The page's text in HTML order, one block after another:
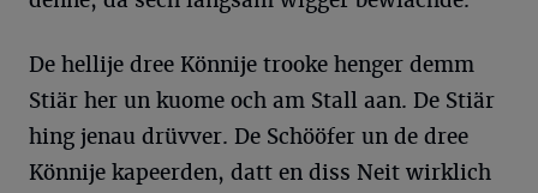
De hellije dree Könnije trooke henger demm
Stiär her un kuome och am Stall aan. De Stiär
hing jenau drüvver. De Schööfer un de dree
Könnije kapeerden, datt en diss Neit wirklich